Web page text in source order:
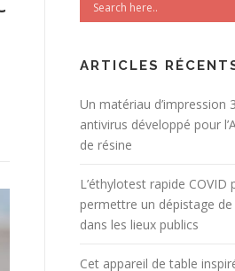
ARTICLES
Un matériau d’impression
antivirus développé pour
de résine
L’éthylotest rapide COVID
permettre un dépistage de
dans les lieux publics
Cet appareil de table